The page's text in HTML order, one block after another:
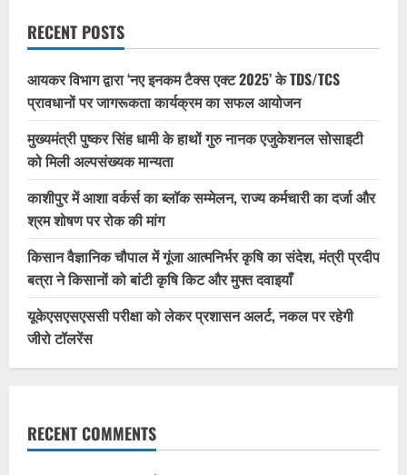
RECENT POSTS
आयकर विभाग द्वारा ‘नए इनकम टैक्स एक्ट 2025’ के TDS/TCS
प्रावधानों पर जागरूकता कार्यक्रम का सफल आयोजन
मुख्यमंत्री पुष्कर सिंह धामी के हाथों गुरु नानक एजुकेशनल सोसाइटी
को मिली अल्पसंख्यक मान्यता
काशीपुर में आशा वर्कर्स का ब्लॉक सम्मेलन, राज्य कर्मचारी का दर्जा और
श्रम शोषण पर रोक की मांग
किसान वैज्ञानिक चौपाल में गूंजा आत्मनिर्भर कृषि का संदेश, मंत्री प्रदीप
बत्रा ने किसानों को बांटी कृषि किट और मुफ्त दवाइयाँ
यूकेएसएसएससी परीक्षा को लेकर प्रशासन अलर्ट, नकल पर रहेगी
जीरो टॉलरेंस
RECENT COMMENTS